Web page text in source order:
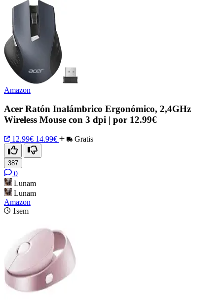
Amazon
Acer Ratón Inalámbrico Ergonómico, 2,4GHz
Wireless Mouse con 3 dpi | por 12.99€
12.99€ 14.99€ Gratis
387
0
Lunam
Lunam
Amazon
1sem